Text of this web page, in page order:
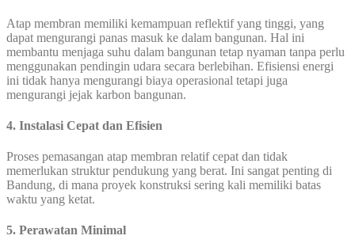
Atap membran memiliki kemampuan reflektif yang tinggi, yang
dapat mengurangi panas masuk ke dalam bangunan. Hal ini
membantu menjaga suhu dalam bangunan tetap nyaman tanpa perlu
menggunakan pendingin udara secara berlebihan. Efisiensi energi
ini tidak hanya mengurangi biaya operasional tetapi juga
mengurangi jejak karbon bangunan.
4. Instalasi Cepat dan Efisien
Proses pemasangan atap membran relatif cepat dan tidak
memerlukan struktur pendukung yang berat. Ini sangat penting di
Bandung, di mana proyek konstruksi sering kali memiliki batas
waktu yang ketat.
5. Perawatan Minimal